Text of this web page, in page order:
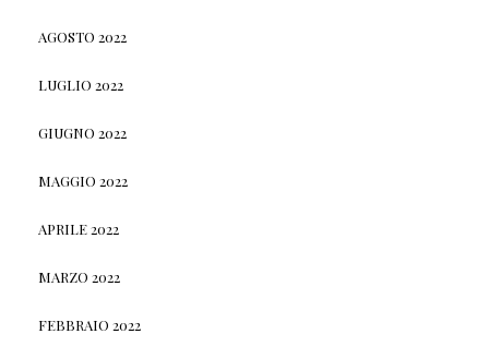
AGOSTO 2022
LUGLIO 2022
GIUGNO 2022
MAGGIO 2022
APRILE 2022
MARZO 2022
FEBBRAIO 2022